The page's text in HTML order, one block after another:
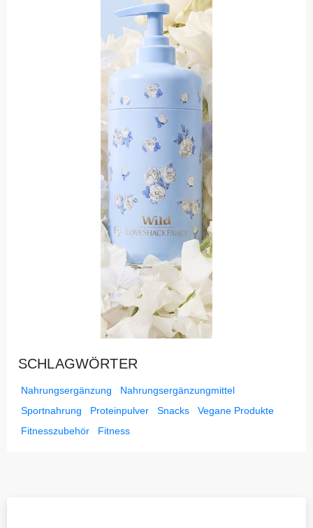
SCHLAGWÖRTER
Nahrungsergänzung
Nahrungsergänzungmittel
Sportnahrung
Proteinpulver Snacks
Vegane Produkte
Fitnesszubehör
Fitness